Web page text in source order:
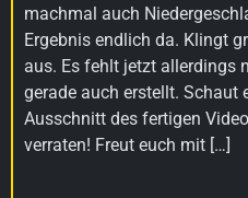
machmal auch
Ergebnis endlich da. Klingt
aus. Es fehlt jetzt allerdings
gerade auch erstellt. Schaut
Ausschnitt des fertigen
verraten! Freut euch mit […]